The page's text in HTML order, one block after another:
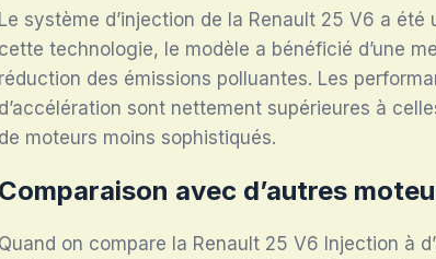
Le système d’injection de la Renault 25 V6 a
cette technologie, le modèle a bénéficié d’une
réduction des émissions polluantes. Les
d’accélération sont nettement supérieures à
de moteurs moins sophistiqués.
Comparaison avec d’autres
Quand on compare la Renault 25 V6 Injection à